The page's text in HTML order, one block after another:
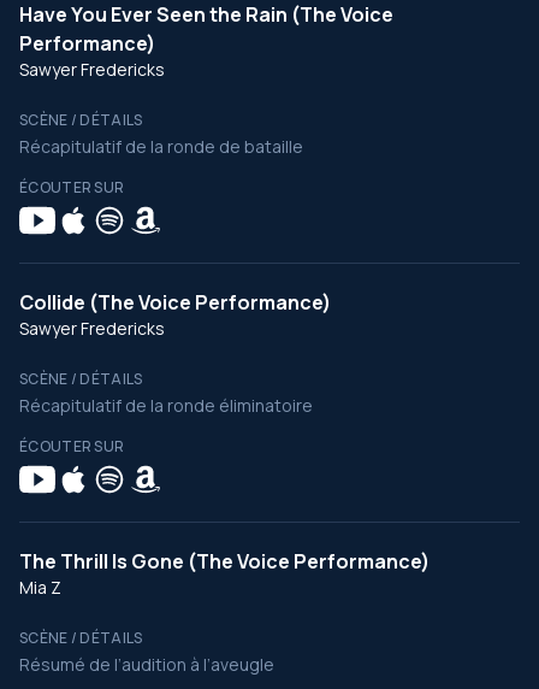
Have You Ever Seen the Rain (The Voice
Performance)
Sawyer Fredericks
SCÈNE / DÉTAILS
Récapitulatif de la ronde de bataille
ÉCOUTER SUR
Collide (The Voice Performance)
Sawyer Fredericks
SCÈNE / DÉTAILS
Récapitulatif de la ronde éliminatoire
ÉCOUTER SUR
The Thrill Is Gone (The Voice Performance)
Mia Z
SCÈNE / DÉTAILS
Résumé de l’audition à l’aveugle